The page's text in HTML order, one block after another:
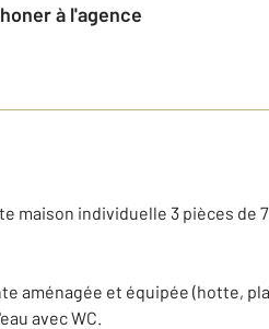
à l'agence
maison individuelle 3 pièces de
aménagée et équipée (hotte,
avec WC.